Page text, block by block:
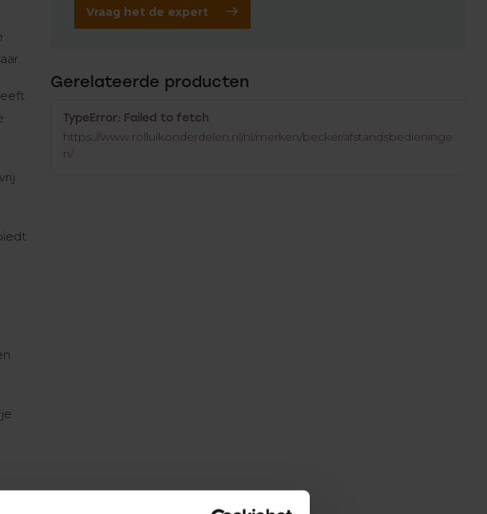
Vraag het de expert
Gerelateerde producten
TypeError: Failed to fetch
https://www.rolluikonderdelen.nl/nl/merken/becker/afstandsbedieninge
n/